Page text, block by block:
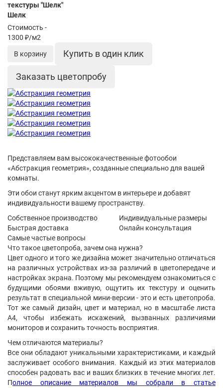
Шелк
Стоимость -
1300 ₽/м2
В корзину Купить в один клик
Заказать цветопробу
Представляем вам высококачественные фотообои
«Абстракция геометрия», созданные специально для вашей
комнаты.
Эти обои станут ярким акцентом в интерьере и добавят
индивидуальности вашему пространству.
Собственное производство
Индивидуальные размеры
Быстрая доставка
Онлайн консультация
Самые частые вопросы
Что такое цветопроба, зачем она нужна?
Цвет одного и того же дизайна может значительно отличаться
на различных устройствах из-за различий в цветопередаче и
настройках экрана. Поэтому мы рекомендуем ознакомиться с
будущими обоями вживую, ощутить их текстуру и оценить
результат в специальной мини-версии - это и есть цветопроба.
Тот же самый дизайн, цвет и материал, но в масштабе листа
А4, чтобы избежать искажений, вызванных различиями
мониторов и сохранить точность восприятия.
Чем отличаются материалы?
Все они обладают уникальными характеристиками, и каждый
заслуживает особого внимания. Каждый из этих материалов
способен радовать вас и ваших близких в течение многих лет.
Полное описание материалов мы собрали в статье